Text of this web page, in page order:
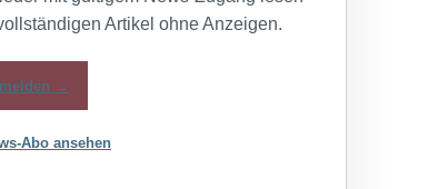
Artikel ohne Anzeigen.
→
Abo ansehen